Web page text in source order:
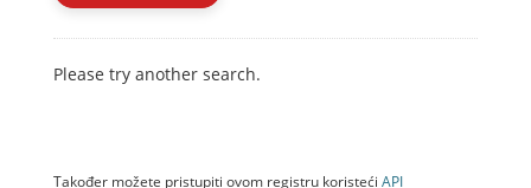
Please try another search.
Također možete pristupiti ovom registru koristeći API